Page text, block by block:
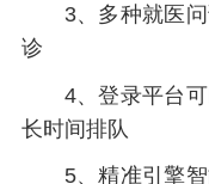
3、多种就医
诊
4、登录平台
长时间排队
5、精准引擎